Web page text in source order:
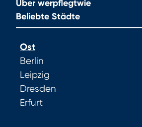
Über werpflegtwie
Beliebte Städte
Ost
Berlin
Leipzig
Dresden
Erfurt